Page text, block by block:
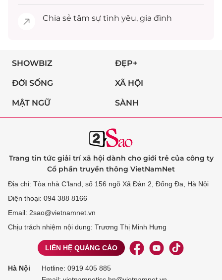
Chia sẻ tâm sự tình yêu, gia đình
SHOWBIZ ĐẸP+
ĐỜI SỐNG XÃ HỘI
MẬT NGỮ SÀNH
Trang tin tức giải trí xã hội dành cho giới trẻ của công ty
Cổ phần truyền thông VietNamNet
Địa chỉ: Tòa nhà C’land, số 156 ngõ Xã Đàn 2, Đống Đa, Hà Nội
Điện thoại: 094 388 8166
Email: 2sao@vietnamnet.vn
Chịu trách nhiệm nội dung: Trương Thị Minh Hưng
LIÊN HỆ QUẢNG CÁO
Hà Nội Hotline: 0919 405 885